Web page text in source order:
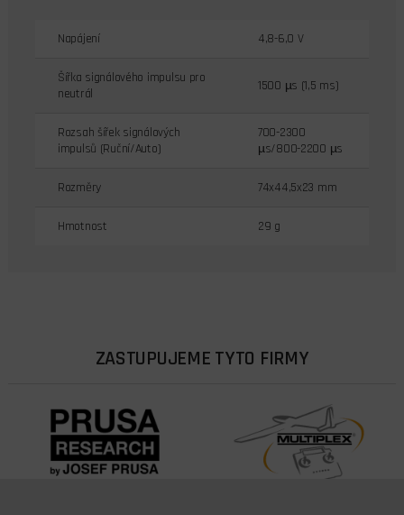
Napájení 4,8-6,0 V
Šířka signálového impulsu pro
neutrál
1500 µs (1,5 ms)
Rozsah šířek signálových
impulsů (Ruční/Auto)
700-2300
µs/800-2200 µs
Rozměry 74x44,5x23 mm
Hmotnost 29 g
ZASTUPUJEME TYTO FIRMY